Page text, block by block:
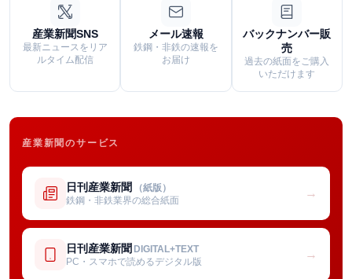
産業新聞SNS
最新ニュースをリア
ルタイム配信
メール速報
鉄鋼・非鉄の速報を
お届け
バックナンバー販
売
過去の紙面をご購入
いただけます
産業新聞のサービス
日刊産業新聞 （紙版）
鉄鋼・非鉄業界の総合紙面
→
日刊産業新聞 DIGITAL+TEXT
PC・スマホで読めるデジタル版
→